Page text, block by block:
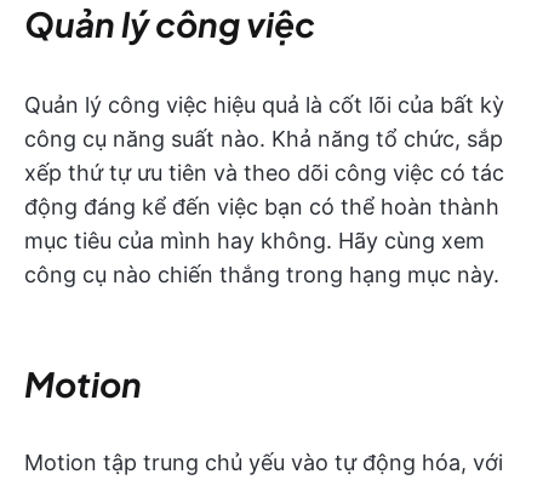
Quản lý công việc
Quản lý công việc hiệu quả là cốt lõi của bất kỳ
công cụ năng suất nào. Khả năng tổ chức, sắp
xếp thứ tự ưu tiên và theo dõi công việc có tác
động đáng kể đến việc bạn có thể hoàn thành
mục tiêu của mình hay không. Hãy cùng xem
công cụ nào chiến thắng trong hạng mục này.
Motion
Motion tập trung chủ yếu vào tự động hóa, với